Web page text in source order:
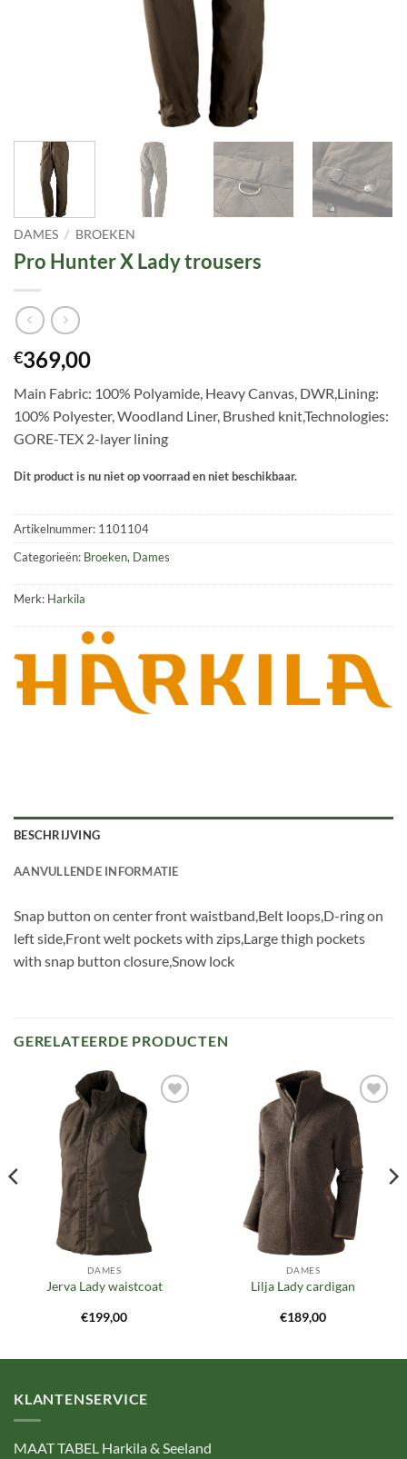
DAMES / BROEKEN
Pro Hunter X Lady trousers
€369,00
Main Fabric: 100% Polyamide, Heavy Canvas, DWR,Lining:
100% Polyester, Woodland Liner, Brushed knit,Technologies:
GORE-TEX 2-layer lining
Dit product is nu niet op voorraad en niet beschikbaar.
Artikelnummer: 1101104
Categorieën: Broeken, Dames
Merk: Harkila
BESCHRIJVING
AANVULLENDE INFORMATIE
Snap button on center front waistband,Belt loops,D-ring on
left side,Front welt pockets with zips,Large thigh pockets
with snap button closure,Snow lock
GERELATEERDE PRODUCTEN
Toevoegen
verlanglijst
DAMES
Jerva Lady waistcoat
€199,00
Toevoegen
aan
verlanglijst
DAMES
Lilja Lady cardigan
€189,00
KLANTENSERVICE
MAAT TABEL Harkila & Seeland